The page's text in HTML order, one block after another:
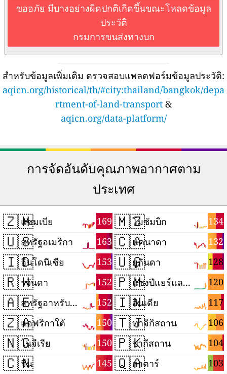
ขออภัย มีบางอย่างผิดปกติเกิดขึ้นขณะโหลดข้อมูล
ประวัติ
กรมการขนส่งทางบก
สำหรับข้อมูลเพิ่มเติม ตรวจสอบแพลตฟอร์มข้อมูลประวัติ:
aqicn.org/historical/th/#city:thailand/bangkok/depa
rtment-of-land-transport &
aqicn.org/data-platform/
การจัดอันดับคุณภาพอากาศตาม
ประเทศ
🇿🇲 169
แซมเบีย
🇺🇸 163
สหรัฐอเมริกา
🇮🇩 153
อินโดนีเซีย
🇷🇼 152
รวันดา
🇦🇪 152
สหรัฐอาหรับเอมิเรตส์
🇿🇦 150
แอฟริกาใต้
🇳🇬 150
ไนจีเรีย
🇨🇳 145
จีน
🇲🇿 134
โมซัมบิก
🇨🇦 132
แคนาดา
🇺🇬 128
ยูกันดา
🇵🇲 120
แซงปีแยร์และมีเกอลง
🇮🇳 117
อินเดีย
🇹🇯 106
ทาจิกิสถาน
🇵🇰 104
ปากีสถาน
🇶🇦 103
กาตาร์